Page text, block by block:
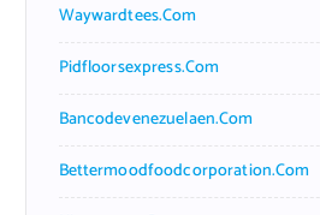
Waywardtees.com
Pidfloorsexpress.com
Bancodevenezuelaen.com
Bettermoodfoodcorporation.com